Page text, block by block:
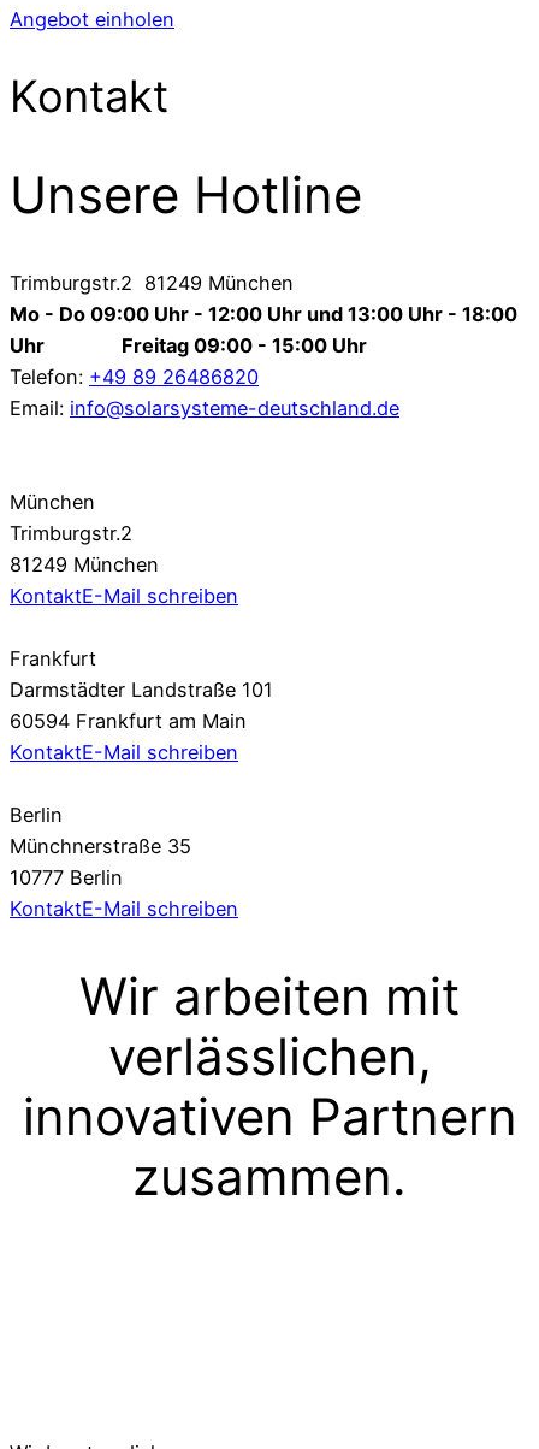
Angebot einholen
Kontakt
Unsere Hotline
Trimburgstr.2 81249 München
Mo - Do 09:00 Uhr - 12:00 Uhr und 13:00 Uhr - 18:00
Uhr Freitag 09:00 - 15:00 Uhr
Telefon: +49 89 26486820
Email: info@solarsysteme-deutschland.de
München
Trimburgstr.2
81249 München
KontaktE-Mail schreiben
Frankfurt
Darmstädter Landstraße 101
60594 Frankfurt am Main
KontaktE-Mail schreiben
Berlin
Münchnerstraße 35
10777 Berlin
KontaktE-Mail schreiben
Wir arbeiten mit
verlässlichen,
innovativen Partnern
zusammen.